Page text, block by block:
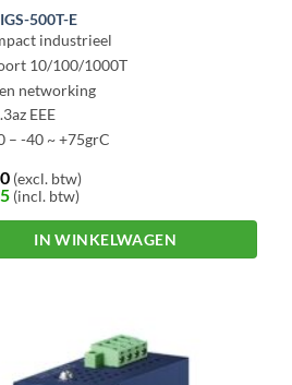
500T-E
industrieel
10/100/1000T
networking
EEE
– -40 ~ +75grC
(excl. btw)
(incl. btw)
IN WINKELWAGEN